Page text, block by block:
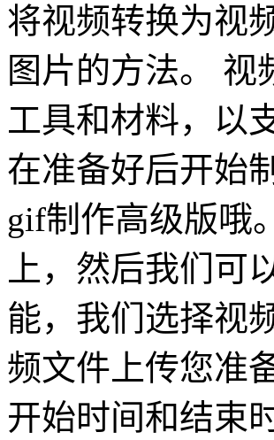
将视频转换为视
图片的方法。
工具和材料，以
在准备好后开始
gif制作高级版哦
上，然后我们可
能，我们选择视
频文件上传您准
开始时间和结束